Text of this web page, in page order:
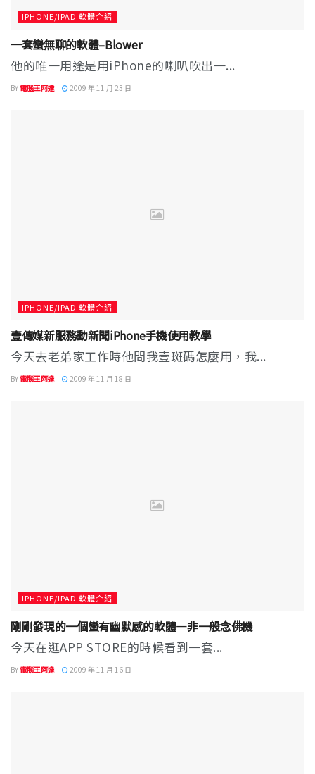
IPHONE/IPAD 軟體介紹
一套蠻無聊的軟體–Blower
他的唯一用途是用iPhone的喇叭吹出一...
BY 電腦王阿達 2009 年 11 月 23 日
IPHONE/IPAD 軟體介紹
壹傳媒新服務動新聞iPhone手機使用教學
今天去老弟家工作時他問我壹斑碼怎麼用，我...
BY 電腦王阿達 2009 年 11 月 18 日
IPHONE/IPAD 軟體介紹
剛剛發現的一個蠻有幽默感的軟體—非一般念佛機
今天在逛APP STORE的時候看到一套...
BY 電腦王阿達 2009 年 11 月 16 日